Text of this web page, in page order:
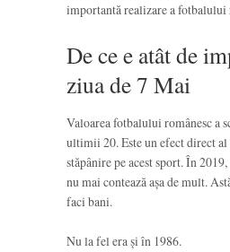
importantă realizare a fotbalului
De ce e atât de
ziua de 7 Mai
Valoarea fotbalului românesc a
ultimii 20. Este un efect direct
stăpânire pe acest sport. În
nu mai contează așa de mult.
faci bani.
Nu la fel era și în 1986.